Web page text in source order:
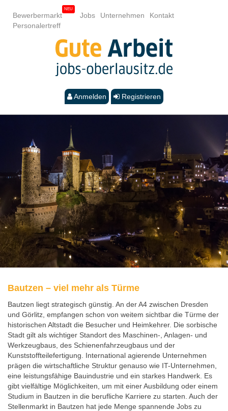
Bewerbermarkt Jobs Unternehmen
Kontakt
Personalertreff
Anmelden Registrieren
Bautzen – viel mehr als Türme
Bautzen liegt strategisch günstig. An der A4 zwischen Dresden
und Görlitz, empfangen schon von weitem sichtbar die Türme der
historischen Altstadt die Besucher und Heimkehrer. Die sorbische
Stadt gilt als wichtiger Standort des Maschinen-, Anlagen- und
Werkzeugbaus, des Schienenfahrzeugbaus und der
Kunststoffteilefertigung. International agierende Unternehmen
prägen die wirtschaftliche Struktur genauso wie IT-Unternehmen,
eine leistungsfähige Bauindustrie und ein starkes Handwerk. Es
gibt vielfältige Möglichkeiten, um mit einer Ausbildung oder einem
Studium in Bautzen in die berufliche Karriere zu starten. Auch der
Stellenmarkt in Bautzen hat jede Menge spannende Jobs zu